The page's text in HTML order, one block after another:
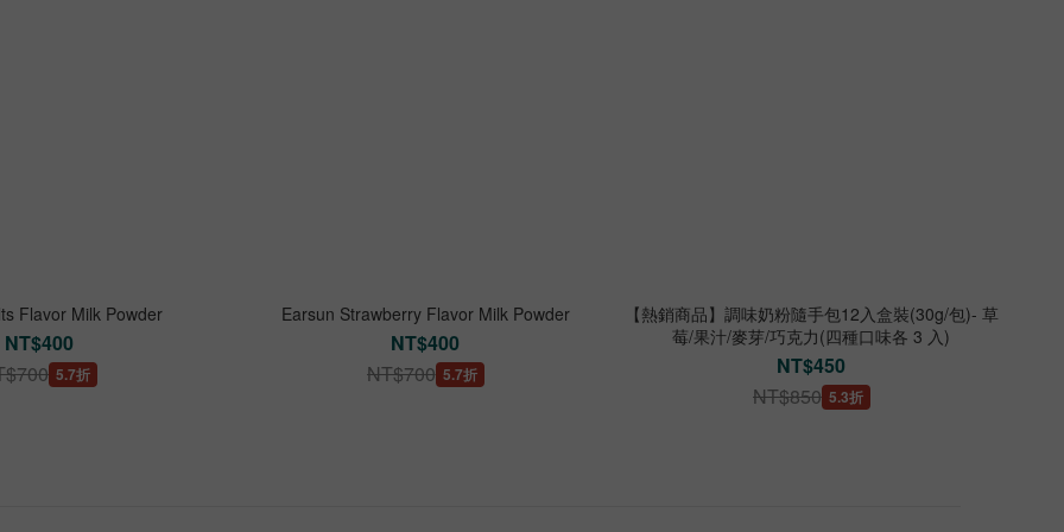
Earsun Malts Flavor Milk Powder
NT$400
5.7折
Earsun Strawberry Flavor Milk Powder
NT$400
NT$700 5.7折
【熱銷商品】調味奶粉隨手包12入盒裝(30g/包)- 草
莓/果汁/麥芽/巧克力(四種口味各 3 入)
NT$450
NT$850 5.3折